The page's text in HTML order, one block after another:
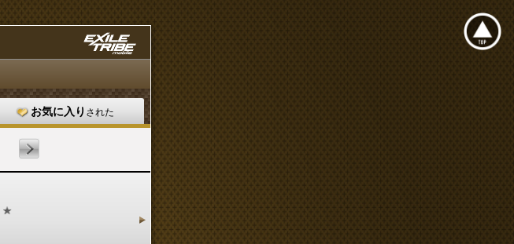
お気に入り された